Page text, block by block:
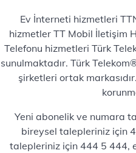
Ev İnterneti hizmetleri
hizmetler TT Mobil İletişim
Telefonu hizmetleri Türk
sunulmaktadır. Türk
şirketleri ortak
Yeni abonelik ve numara
bireysel talepleriniz için
talepleriniz için 444 5 444,